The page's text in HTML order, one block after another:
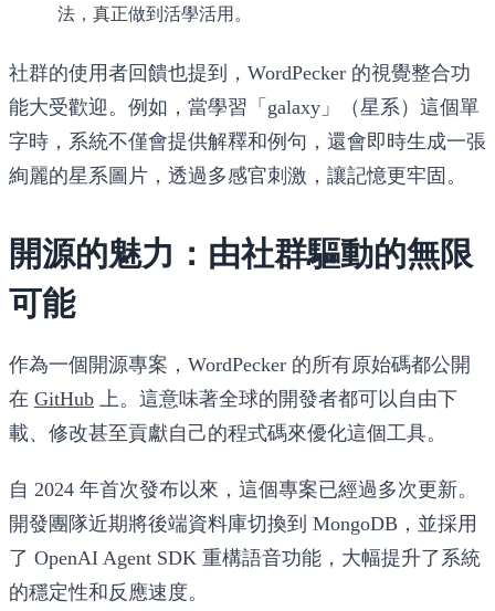
法，真正做到活學活用。
社群的使用者回饋也提到，WordPecker 的視覺整合功
能大受歡迎。例如，當學習「galaxy」（星系）這個單
字時，系統不僅會提供解釋和例句，還會即時生成一張
絢麗的星系圖片，透過多感官刺激，讓記憶更牢固。
開源的魅力：由社群驅動的無限
可能
作為一個開源專案，WordPecker 的所有原始碼都公開
在 GitHub 上。這意味著全球的開發者都可以自由下
載、修改甚至貢獻自己的程式碼來優化這個工具。
自 2024 年首次發布以來，這個專案已經過多次更新。
開發團隊近期將後端資料庫切換到 MongoDB，並採用
了 OpenAI Agent SDK 重構語音功能，大幅提升了系統
的穩定性和反應速度。